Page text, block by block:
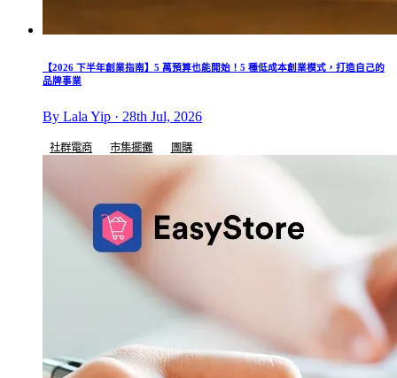
【2026 下半年創業指南】5 萬預算也能開始！5 種低成本創業模式，打造自己的
品牌事業
By Lala Yip · 28th Jul, 2026
社群電商 市集擺攤 團購